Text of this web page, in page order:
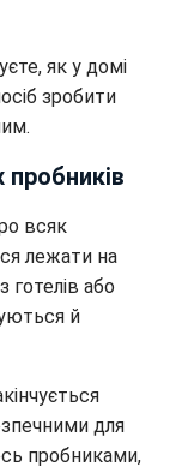
як у домі
зробити
всяк
лежати на
готелів або
й
для
пробниками,